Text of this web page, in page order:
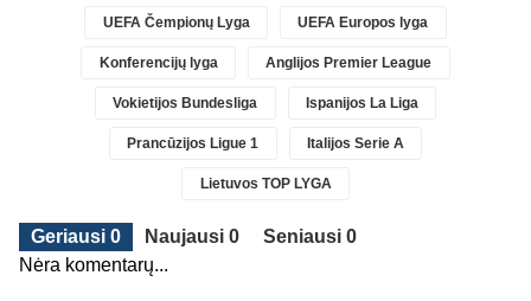
UEFA Čempionų Lyga UEFA Europos lyga
Konferencijų lyga Anglijos Premier League
Vokietijos Bundesliga Ispanijos La Liga
Prancūzijos Ligue 1 Italijos Serie A
Lietuvos TOP LYGA
Geriausi 0 Naujausi 0
Seniausi 0
Nėra komentarų...